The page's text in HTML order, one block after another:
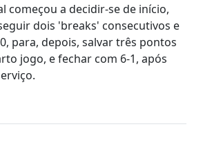
começou a decidir-se de início,
dois 'breaks' consecutivos e
para, depois, salvar três pontos
jogo, e fechar com 6-1, após